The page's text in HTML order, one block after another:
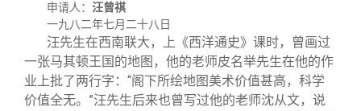
申请人 ： 汪曾祺
一九八二年七月二十八日
汪先生在西南联大，上《西洋通史》课时，曾画过
一张马其顿王国的地图，他的老师皮名举先生在他的作
业上批了两行字：“阁下所绘地图美术价值甚高，科学
价值全无。”汪先生后来也曾写过他的老师沈从文，说